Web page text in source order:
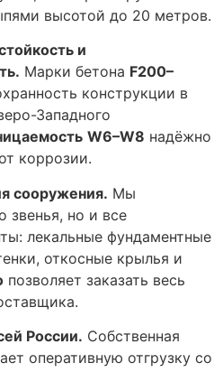
высотой до 20 метров.
и
Марки бетона F200–
конструкции в
Западного
W6–W8 надёжно
коррозии.
сооружения. Мы
звенья, но и все
лекальные фундаментные
откосные крылья и
позволяет заказать весь
России. Собственная
оперативную отгрузку со